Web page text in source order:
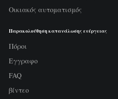
Οικιακός αυτοματισμός
Παρακολούθηση κατανάλωσης ενέργειας
Πόροι
Εγγραφο
FAQ
βίντεο